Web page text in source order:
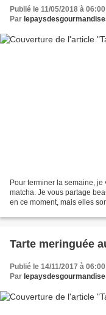
Publié le 11/05/2018 à 06:00
Par
Pour terminer la semaine,
matcha. Je vous partage
en ce moment, mais elles
Tarte meringuée
Publié le 14/11/2017 à 06:00
Par